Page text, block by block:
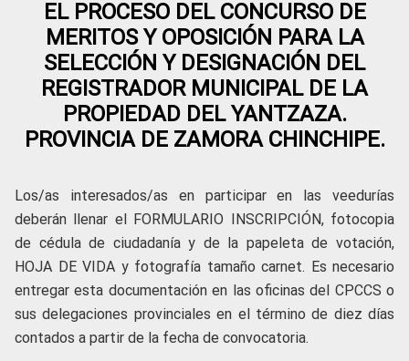
EL PROCESO DEL CONCURSO DE
MERITOS Y OPOSICIÓN PARA LA
SELECCIÓN Y DESIGNACIÓN DEL
REGISTRADOR MUNICIPAL DE LA
PROPIEDAD DEL YANTZAZA.
PROVINCIA DE ZAMORA CHINCHIPE.
Los/as interesados/as en participar en las veedurías
deberán llenar el FORMULARIO INSCRIPCIÓN, fotocopia
de cédula de ciudadanía y de la papeleta de votación,
HOJA DE VIDA y fotografía tamaño carnet. Es necesario
entregar esta documentación en las oficinas del CPCCS o
sus delegaciones provinciales en el término de diez días
contados a partir de la fecha de convocatoria.